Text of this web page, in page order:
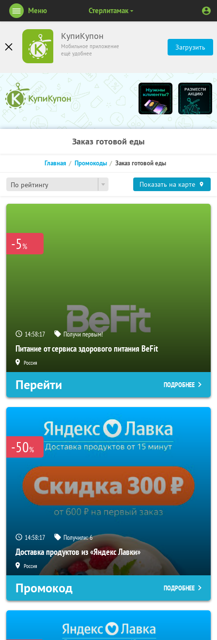
КупиКупон
Мобильное приложение
ещё удобнее
Загрузить
Меню Стерлитамак
Заказ готовой еды
По рейтингу
Главная Промокоды Заказ готовой еды
Показать на карте
-5%
14:58:16 Получи первым!
Питание от сервиса здорового питания BeFit
Россия
Перейти ПОДРОБНЕЕ
-50%
14:58:16 Получили:6
Доставка продуктов из «Яндекс Лавки»
Россия
Промокод ПОДРОБНЕЕ